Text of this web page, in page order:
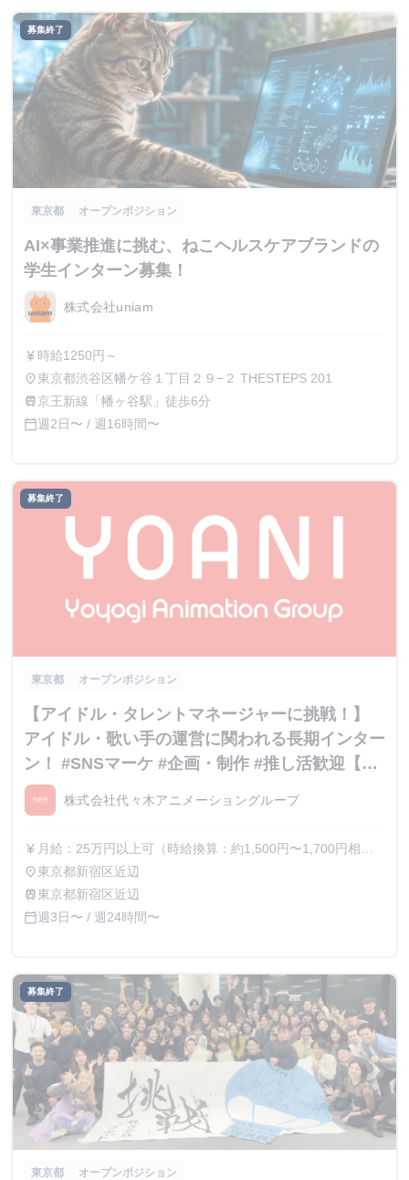
募集終了
東京都 オープンポジション
AI×事業推進に挑む、ねこヘルスケアブランドの
学生インターン募集！
株式会社uniam
currency_yen 時給1250円～
place東京都渋谷区幡ケ谷１丁目２９−２ THESTEPS 201
train 京王新線「幡ヶ谷駅」徒歩6分
calendar_today週2日〜 / 週16時間〜
募集終了
東京都 オープンポジション
【アイドル・タレントマネージャーに挑戦！】
アイドル・歌い手の運営に関われる長期インター
ン！ #SNSマーケ #企画・制作 #推し活歓迎【内
定直結】
株式会社代々木アニメーショングループ
currency_yen 月給：25万円以上可（時給換算：約1,500円〜1,700円相
当） ※選考を通じて最終的な金額が調整（上振れ・下振
れ）されることがございます。 ※インターン期間中の貢献
place東京都新宿区近辺
train東京都新宿区近辺
calendar_today週3日〜 / 週24時間〜
募集終了
東京都 オープンポジション